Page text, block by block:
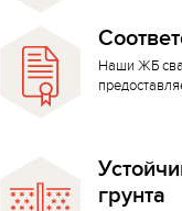
Наши ЖБ
грунта